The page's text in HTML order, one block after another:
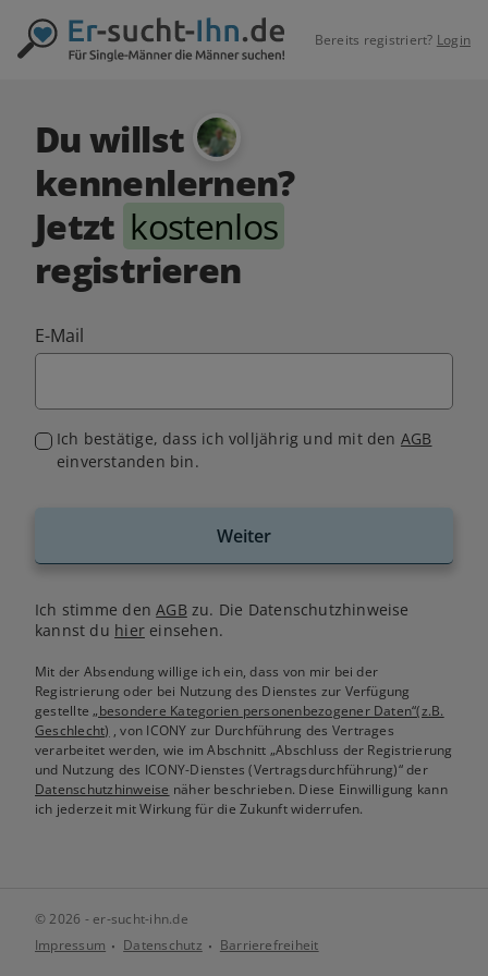
Bereits registriert? Login
Du willst
kennenlernen?
Jetzt kostenlos
registrieren
E-Mail
Ich bestätige, dass ich volljährig und mit den AGB
einverstanden bin.
Weiter
Ich stimme denAGB zu. Die Datenschutzhinweise
kannst du hiereinsehen.
Mit der Absendung willige ich ein, dass von mir bei der
Registrierung oder bei Nutzung des Dienstes zur Verfügung
gestellte„besondere Kategorien personenbezogener Daten“(z.B.
Geschlecht) , von ICONY zur Durchführung des Vertrages
verarbeitet werden, wie im Abschnitt „Abschluss der Registrierung
und Nutzung des ICONY-Dienstes (Vertragsdurchführung)“ der
Datenschutzhinweise näher beschrieben. Diese Einwilligung kann
ich jederzeit mit Wirkung für die Zukunft widerrufen.
© 2026 - er-sucht-ihn.de
Impressum
Datenschutz Barrierefreiheit